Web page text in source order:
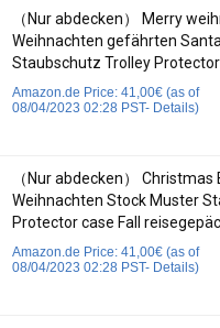
（Nur abdecken） Merry
Weihnachten gefährten
Staubschutz Trolley
Amazon.de Price: 41,00€ (as of
08/04/2023 02:28 PST- Details)
（Nur abdecken）
Weihnachten Stock Muster
Protector case Fall
Amazon.de Price: 41,00€ (as of
08/04/2023 02:28 PST- Details)